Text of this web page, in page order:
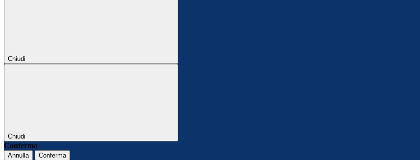
Chiudi
Chiudi
Conferma
Annulla Conferma